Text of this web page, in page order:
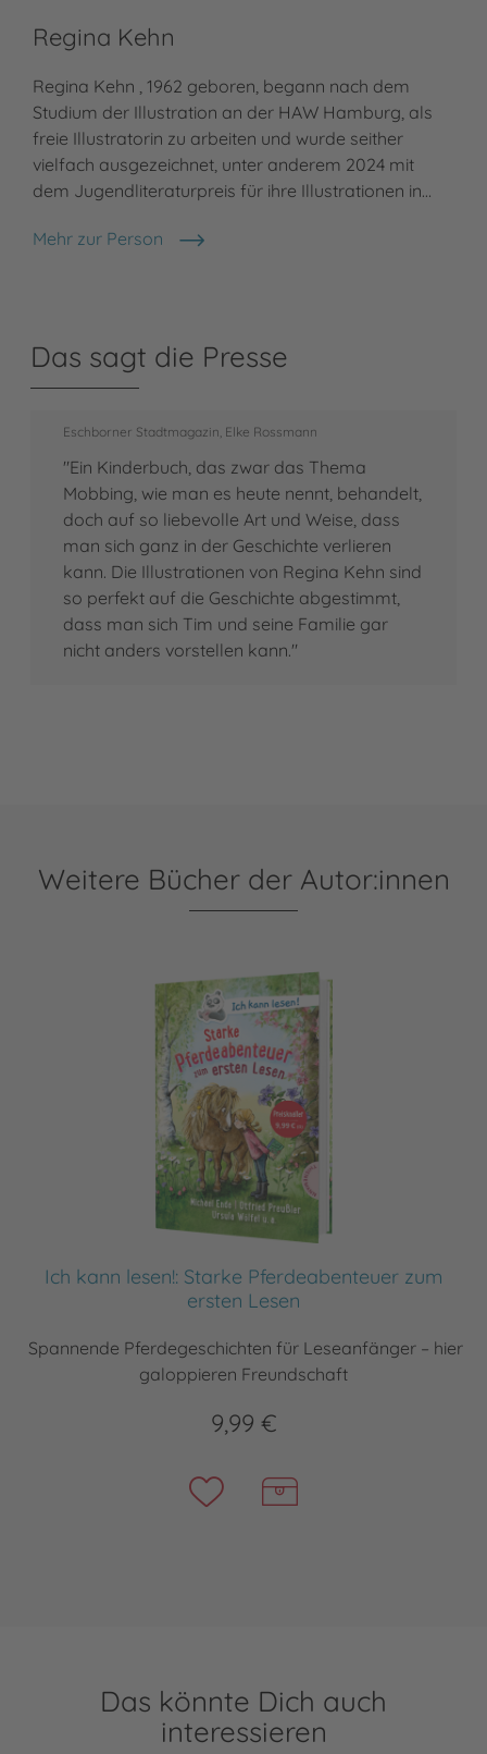
Regina Kehn
Regina Kehn , 1962 geboren, begann nach dem
Studium der Illustration an der HAW Hamburg, als
freie Illustratorin zu arbeiten und wurde seither
vielfach ausgezeichnet, unter anderem 2024 mit
dem Jugendliteraturpreis für ihre Illustrationen in…
Mehr zur Person
Regina Kehn
Das sagt die Presse
Eschborner Stadtmagazin, Elke Rossmann
"Ein Kinderbuch, das zwar das Thema
Mobbing, wie man es heute nennt, behandelt,
doch auf so liebevolle Art und Weise, dass
man sich ganz in der Geschichte verlieren
kann. Die Illustrationen von Regina Kehn sind
so perfekt auf die Geschichte abgestimmt,
dass man sich Tim und seine Familie gar
nicht anders vorstellen kann."
Weitere Bücher der Autor:innen
Ich kann lesen!: Starke Pferdeabenteuer zum
ersten Lesen
Spannende Pferdegeschichten für Leseanfänger – hier
galoppieren Freundschaft
9,99 €
Das könnte Dich auch
interessieren